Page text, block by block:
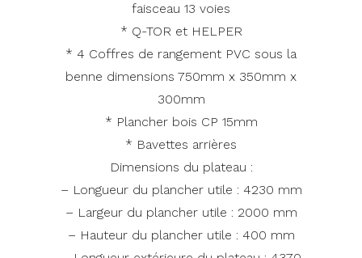
faisceau 13 voies
* Q-TOR et HELPER
* 4 Coffres de rangement PVC sous la
benne dimensions 750mm x 350mm x
300mm
* Plancher bois CP 15mm
* Bavettes arrières
Dimensions du plateau :
– Longueur du plancher utile : 4230 mm
– Largeur du plancher utile : 2000 mm
– Hauteur du plancher utile : 400 mm